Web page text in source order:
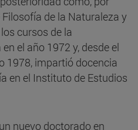
de la Naturaleza y
cursos de la
el año 1972 y, desde el
1978, impartió docencia
en el Instituto de Estudios
nuevo doctorado en